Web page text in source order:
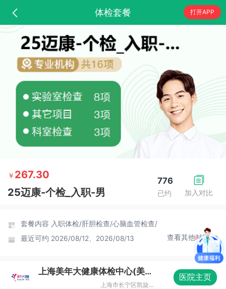
体检套餐 打开APP
加入对比
776
已约
￥ 267.30
25迈康-个检_入职-男
套餐内容 入职体检/肝胆检查/心脑血管检查/
最近可约 2026/08/12、2026/08/13 查看其他时间
上海美年大健康体检中心(美楷分院)
上海市长宁区凯旋路369号B1层08室
医院主页